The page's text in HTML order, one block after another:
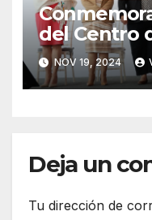
del Centro
Mujeres de
NOV 19, 2024
Deja un
Tu dirección de